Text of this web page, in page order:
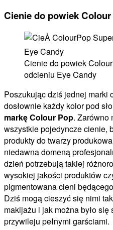
Cienie do powiek
Cienie do powiek
odcieniu Eye Candy
Poszukując dziś jednej marki
dosłownie każdy kolor pod
markę Colour Pop. Zarówno
wszystkie pojedyncze cienie,
produkty do twarzy
niedawna domeną
dzień potrzebują takiej
wysokiej jakości produktów
pigmentowana cieni
Dziś mogą cieszyć się nimi
makijażu i jak można było
przywileju pełnymi garściami.